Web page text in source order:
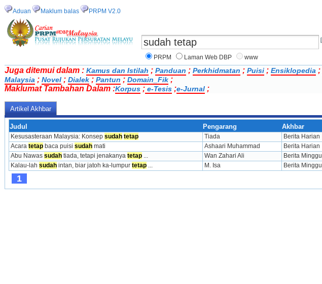
Aduan Maklum balas PRPM V2.0
PRPM
Laman Web DBP www
Juga ditemui dalam : Kamus dan Istilah ; Panduan ; Perkhidmatan ; Puisi ; Ensiklopedia ;
Malaysia ; Novel ; Dialek ; Pantun ; Domain_Fik ;
Maklumat Tambahan Dalam :Korpus ; e-Tesis ;e-Jurnal ;
Artikel Akhbar
Judul Pengarang Akhbar
Kesusasteraan Malaysia: Konsep sudah tetap Tiada Berita Harian
Acara tetap baca puisi sudah mati Ashaari Muhammad Berita Harian
Abu Nawas sudah tiada, tetapi jenakanya tetap ... Wan Zahari Ali Berita Minggu
Kalau-lah sudah intan, biar jatoh ka-lumpur tetap ... M. Isa Berita Minggu
1